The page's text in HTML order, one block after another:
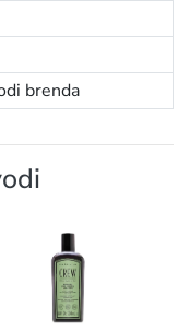
brenda